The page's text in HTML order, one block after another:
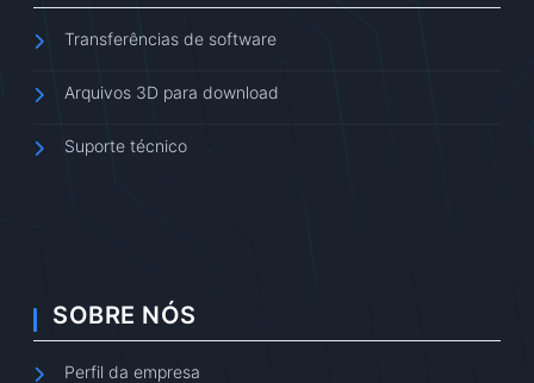
Transferências de software
Arquivos 3D para download
Suporte técnico
SOBRE NÓS
Perfil da empresa